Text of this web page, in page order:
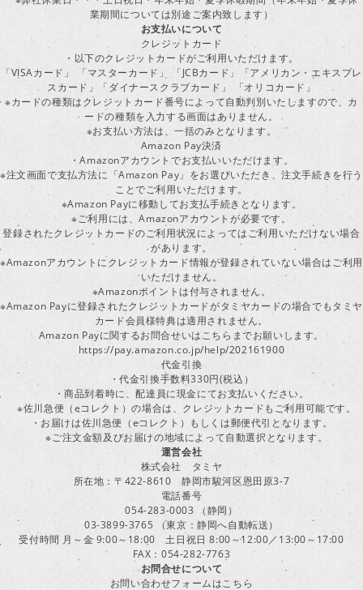
業期間については別途ご案内致します）
お支払いについて
クレジットカード
・以下のクレジットカードがご利用いただけます。
「VISAカード」 「マスターカード」 「JCBカード」「アメリカン・エキスプレ
スカード」「ダイナースクラブカード」 「オリコカード」
※カードの種類はクレジットカード番号によって自動判別いたしますので、カ
ードの種類を入力する画面はありません。
※お支払い方法は、一括のみとなります。
Amazon Pay決済
・Amazonアカウントでお支払いいただけます。
※注文画面で支払方法に「Amazon Pay」をお選びいただき、注文手続きを行う
ことでご利用いただけます。
※Amazon Payに移動してお支払手続きとなります。
※ご利用には、Amazonアカウントが必要です。
登録されたクレジットカードのご利用状況によってはご利用いただけない場合
があります。
※Amazonアカウントにクレジットカード情報が登録されていない場合はご利用
いただけません。
※Amazonポイントは付与されません。
※Amazon Payに登録されたクレジットカードがタミヤカードの場合でもタミヤ
カード会員様特典は適用されません。
Amazon Payに関するお問合せいはこちらまでお願いします。
https://pay.amazon.co.jp/help/202161900
代金引換
・代金引換手数料330円(税込）
・商品到着時に、配達員に現金にてお支払いください。
※佐川急便（eコレクト）の場合は、クレジットカードもご利用可能です。
・お届けは佐川急便（eコレクト）もしくは郵便代引となります。
※ご注文金額及びお届けの地域によって自動選択となります。
運営会社
株式会社 タミヤ
所在地：〒422-8610 静岡市駿河区恩田原3-7
電話番号
054-283-0003 （静岡）
03-3899-3765 （東京：静岡へ自動転送）
受付時間 月～金 9:00～18:00 土日祝日 8:00～12:00／13:00～17:00
FAX：054-282-7763
お問合せについて
お問い合わせフォームはこちら